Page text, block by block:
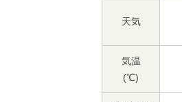
天気
気温
(℃)